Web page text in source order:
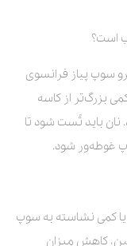
است؟
سوپ پیاز فرانسوی
بزرگ‌تر از کاسه
نان باید تُست شود تا
غوطه‌ور شود.
یا کمی نشاسته به سوپ
کاهش میزان